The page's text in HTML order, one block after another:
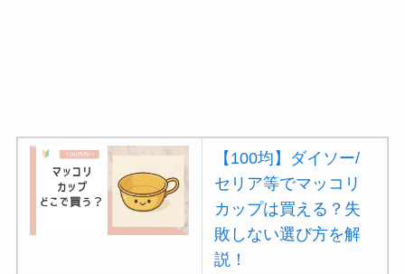
【100均】ダイソー/
セリア等でマッコリ
カップは買える？失
敗しない選び方を解
説！